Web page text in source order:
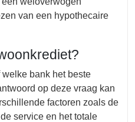
van een hypothecaire
bank het beste
op deze vraag kan
factoren zoals de
service en het totale